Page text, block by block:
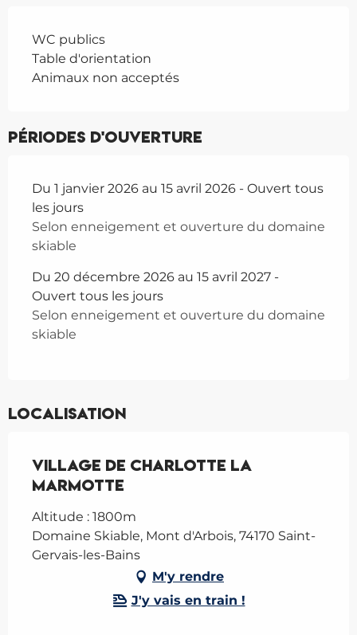
WC publics
Table d'orientation
Animaux non acceptés
Périodes d'ouverture
Du 1 janvier 2026 au 15 avril 2026 - Ouvert tous
les jours
Selon enneigement et ouverture du domaine
skiable
Du 20 décembre 2026 au 15 avril 2027 -
Ouvert tous les jours
Selon enneigement et ouverture du domaine
skiable
Localisation
Village de Charlotte la
Marmotte
Altitude : 1800m
Domaine Skiable, Mont d'Arbois, 74170 Saint-
Gervais-les-Bains
M'y rendre
J'y vais en train !